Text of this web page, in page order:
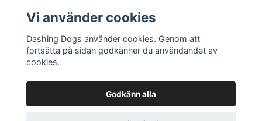
Sociala medier
Vi använder cookies
Dashing Dogs använder cookies. Genom att
fortsätta på sidan godkänner du användandet av
cookies.
Godkänn alla